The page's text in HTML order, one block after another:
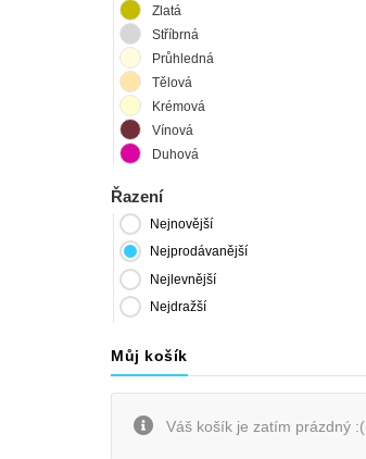
Zlatá
Stříbrná
Průhledná
Tělová
Krémová
Vínová
Duhová
Řazení
Nejnovější
Nejprodávanější
Nejlevnější
Nejdražší
Můj košík
Váš košík je zatím prázdný :(